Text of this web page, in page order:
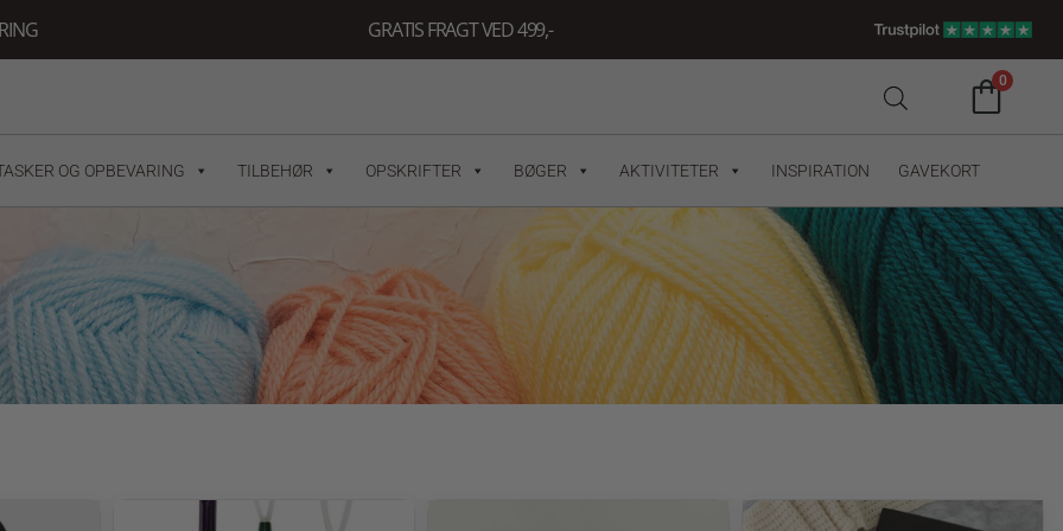
GRATIS FRAGT VED 499,-
0
OG OPBEVARING TILBEHØR OPSKRIFTER BØGER AKTIVITETER INSPIRATION GAVEKORT